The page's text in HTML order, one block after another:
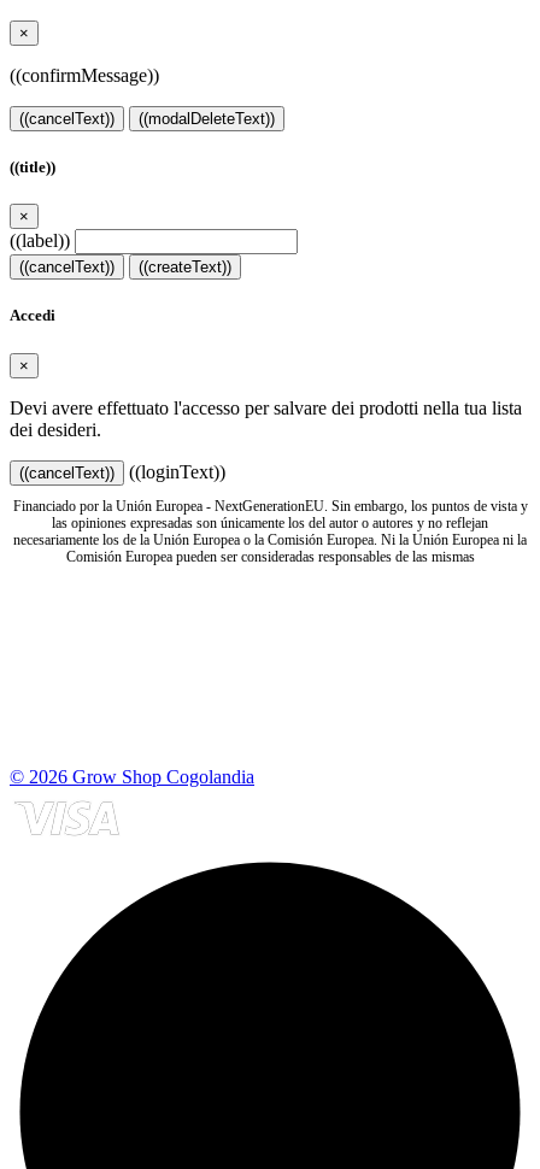
×
((confirmMessage))
((cancelText)) ((modalDeleteText))
((title))
×
((label))
((cancelText)) ((createText))
Accedi
×
Devi avere effettuato l'accesso per salvare dei prodotti nella tua lista
dei desideri.
((cancelText)) ((loginText))
Financiado por la Unión Europea - NextGenerationEU. Sin embargo, los puntos de vista y
las opiniones expresadas son únicamente los del autor o autores y no reflejan
necesariamente los de la Unión Europea o la Comisión Europea. Ni la Unión Europea ni la
Comisión Europea pueden ser consideradas responsables de las mismas
© 2026 Grow Shop Cogolandia